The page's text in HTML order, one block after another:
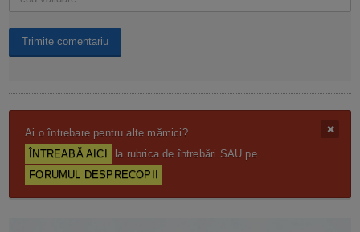
Ai o întrebare pentru alte mămici?
ÎNTREABĂ AICI
la rubrica de întrebări SAU pe
FORUMUL DESPRECOPII